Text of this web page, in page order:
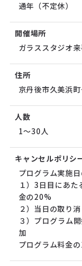
通年（不定休）
開催場所
ガラススタジオ
住所
京丹後市久美浜
人数
1～30人
キャンセルポリシ
プログラム実施
１）3日目にあ
金の20%
２）当日の取り
３）プログラム
加
プログラム料金